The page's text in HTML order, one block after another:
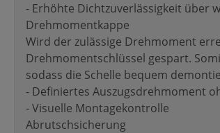
- Erhöhte Dichtzuverlässigkeit über
Drehmomentkappe
Wird der zulässige Drehmoment
Drehmomentschlüssel gespart.
sodass die Schelle bequem
- Definiertes Auszugsdrehmoment
- Visuelle Montagekontrolle
Abrutschsicherung